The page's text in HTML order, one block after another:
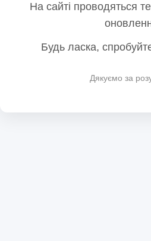
На сайті проводяться
Будь ласка,
Дякуємо за